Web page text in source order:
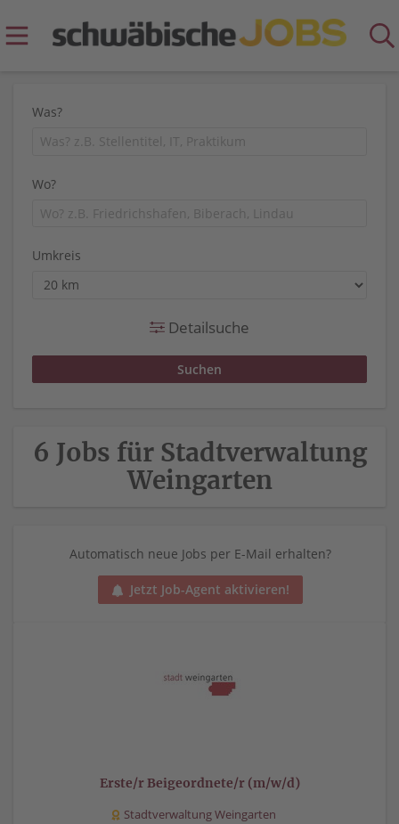
Was?
Wo?
Umkreis
Detailsuche
6 Jobs für Stadtverwaltung
Weingarten
Automatisch neue Jobs per E-Mail erhalten?
Jetzt Job-Agent aktivieren!
Erste/r Beigeordnete/r (m/w/d)
Stadtverwaltung Weingarten